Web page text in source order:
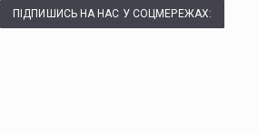
ПІДПИШИСЬ НА НАС У СОЦМЕРЕЖАХ: